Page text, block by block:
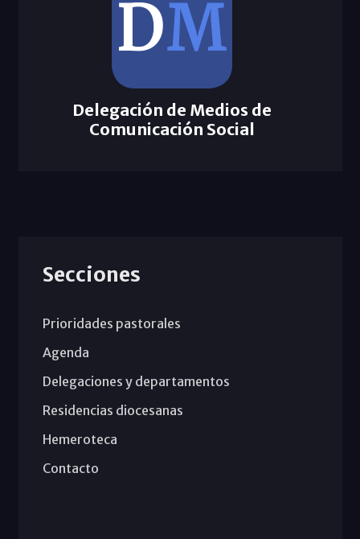
Delegación de Medios de
Comunicación Social
Secciones
Prioridades pastorales
Agenda
Delegaciones y departamentos
Residencias diocesanas
Hemeroteca
Contacto